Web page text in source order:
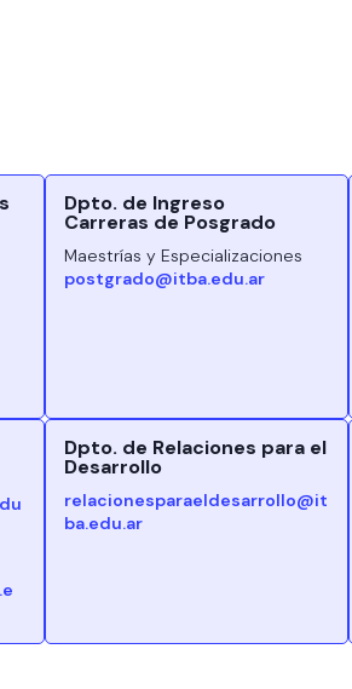
Dpto. de Ingreso
Carreras de Posgrado
Maestrías y Especializaciones
postgrado@itba.edu.ar
Dpto. de Relaciones para el
Desarrollo
relacionesparaeldesarrollo@it
ba.edu.ar